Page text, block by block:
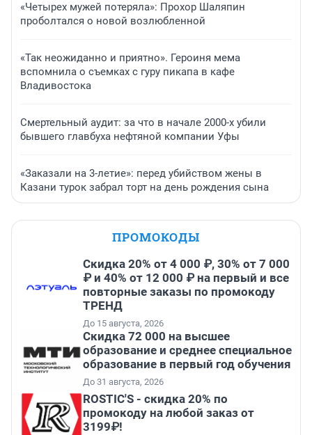
«Четырех мужей потеряла»: Прохор Шаляпин
проболтался о новой возлюбленной
«Так неожиданно и приятно». Героиня мема
вспомнила о съемках с гуру пикапа в кафе
Владивостока
Смертельный аудит: за что в начале 2000-х убили
бывшего главбуха нефтяной компании Уфы
«Заказали на 3-летие»: перед убийством жены в
Казани турок забрал торт на день рождения сына
ПРОМОКОДЫ
Скидка 20% от 4 000 ₽, 30% от 7 000
₽ и 40% от 12 000 ₽ на первый и все
повторные заказы по промокоду
ТРЕНД
До 15 августа, 2026
Скидка 72 000 на высшее
образование и среднее специальное
образование в первый год обучения
До 31 августа, 2026
ROSTIC'S - скидка 20% по
промокоду на любой заказ от
3199₽!